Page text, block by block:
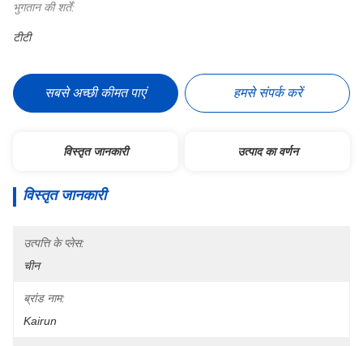
भुगतान की शर्तें:
टीटी
सबसे अच्छी कीमत पाएं हमसे संपर्क करें
विस्तृत जानकारी उत्पाद का वर्णन
विस्तृत जानकारी
उत्पत्ति के प्लेस:
चीन
ब्रांड नाम:
Kairun